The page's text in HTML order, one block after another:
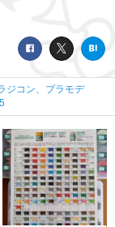
ジコン、プラモデ